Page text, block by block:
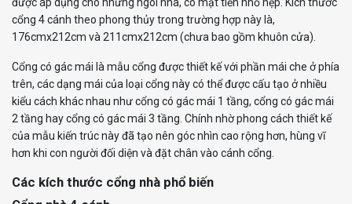
cổng 4 cánh theo phong thủy trong trường hợp này là,
176cmx212cm và 211cmx212cm (chưa bao gồm khuôn cửa).
Cổng có gác mái là mẫu cổng được thiết kế với phần mái che ở phía
trên, các dạng mái của loại cổng này có thể được cấu tạo ở nhiều
kiểu cách khác nhau như cổng có gác mái 1 tầng, cổng có gác mái
2 tầng hay cổng có gác mái 3 tầng. Chính nhờ phong cách thiết kế
của mẫu kiến trúc này đã tạo nên góc nhìn cao rộng hơn, hùng vĩ
hơn khi con người đối diện và đặt chân vào cánh cổng.
Các kích thước cổng nhà phổ biến